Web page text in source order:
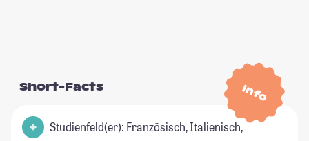
Info
Short-Facts
Studienfeld(er): Französisch, Italienisch,